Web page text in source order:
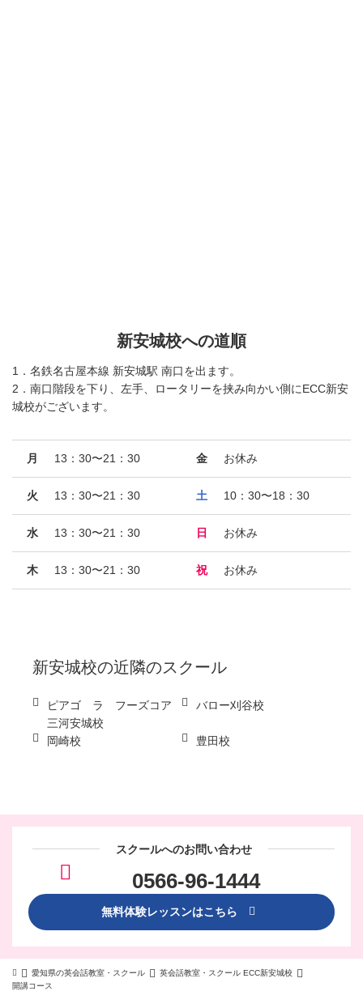
新安城校への道順
1．名鉄名古屋本線 新安城駅 南口を出ます。
2．南口階段を下り、左手、ロータリーを挟み向かい側にECC新安
城校がございます。
月 13：30〜21：30
火 13：30〜21：30
水 13：30〜21：30
木 13：30〜21：30
金 お休み
土 10：30〜18：30
日 お休み
祝 お休み
新安城校の近隣のスクール
ピアゴ ラ フーズコア
三河安城校
バロー刈谷校
岡崎校 豊田校
スクールへのお問い合わせ
0566-96-1444
無料体験レッスンはこちら
愛知県の英会話教室・スクール
英会話教室・スクール ECC新安城校
開講コース